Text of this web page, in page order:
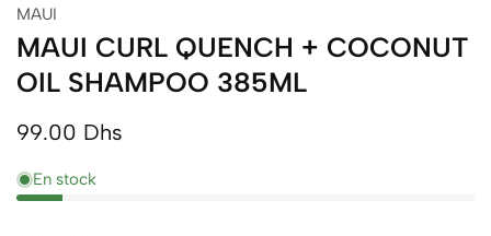
MAUI
MAUI CURL QUENCH + COCONUT
OIL SHAMPOO 385ML
Prix
normal
99.00 Dhs
En stock